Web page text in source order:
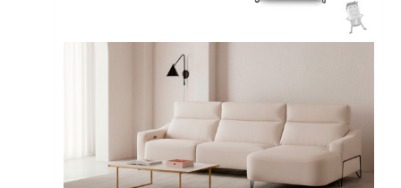
combinación de viscoelástica y gomas
diseñadas para reducir los puntos de presión
en la sentada.
– Asientos extraíbles con ruedas al suelo.
Aumenta su tamaño fácilmente empujándolo
hasta la posición que más te guste.
Disponible versión eléctrica.
– Esta versión incluye brazo siesta deslizante
con arcón abatible en lado del chaise longue.